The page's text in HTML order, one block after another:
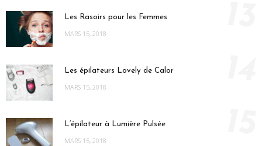
Les Rasoirs pour les Femmes
MARS 15, 2018
Les épilateurs Lovely de Calor
MARS 15, 2018
L’épilateur à Lumière Pulsée
MARS 15, 2018